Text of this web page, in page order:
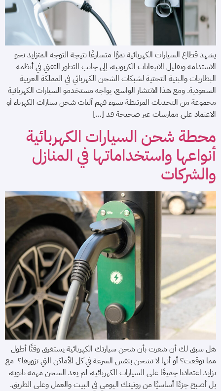
يشهد قطاع السيارات الكهربائية نموًا متسارعًا نتيجة التوجه المتزايد نحو
الاستدامة وتقليل الانبعاثات الكربونية، إلى جانب التطور التقني في أنظمة
البطاريات والبنية التحتية لشبكات الشحن الكهربائي في المملكة العربية
السعودية. ومع هذا الانتشار الواسع، يواجه مستخدمو السيارات الكهربائية
مجموعة من التحديات المرتبطة بسوء فهم آليات شحن سيارات الكهرباء أو
الاعتماد على ممارسات غير صحيحة قد […]
محطة شحن السيارات الكهربائية
أنواعها واستخداماتها في المنازل
والشركات
هل سبق لك أن شعرت بأن شحن سيارتك الكهربائية يستغرق وقتًا أطول
مما توقعت؟ أو أنها لا تشحن بنفس السرعة في كل الأماكن التي تزورها؟ مع
تزايد اعتمادنا جميعًا على السيارات الكهربائية، لم يعد الشحن مهمة ثانوية،
بل أصبح جزءًا أساسيًا من روتينك اليومي في البيت والعمل وعلى الطريق.